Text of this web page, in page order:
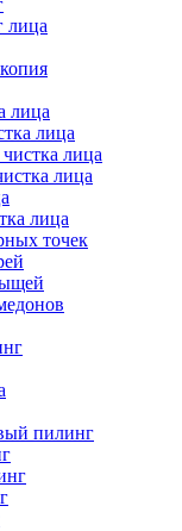
лица
лица
лица
лица
лица
лица
точек
пилинг